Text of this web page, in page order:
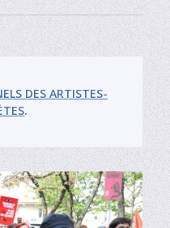
DES ARTISTES-
.